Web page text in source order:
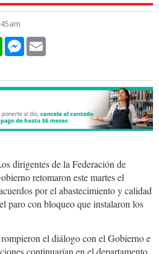
WhatsAppMessenger
dirigentes de la Federación de
retomaron este martes el
por el abastecimiento y calidad
paro con bloqueo que instalaron los
el diálogo con el Gobierno e
continuarían en el departamento.